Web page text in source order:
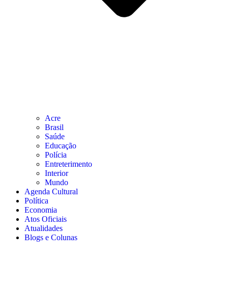
Acre
Brasil
Saúde
Educação
Polícia
Entreterimento
Interior
Mundo
Agenda Cultural
Política
Economia
Atos Oficiais
Atualidades
Blogs e Colunas